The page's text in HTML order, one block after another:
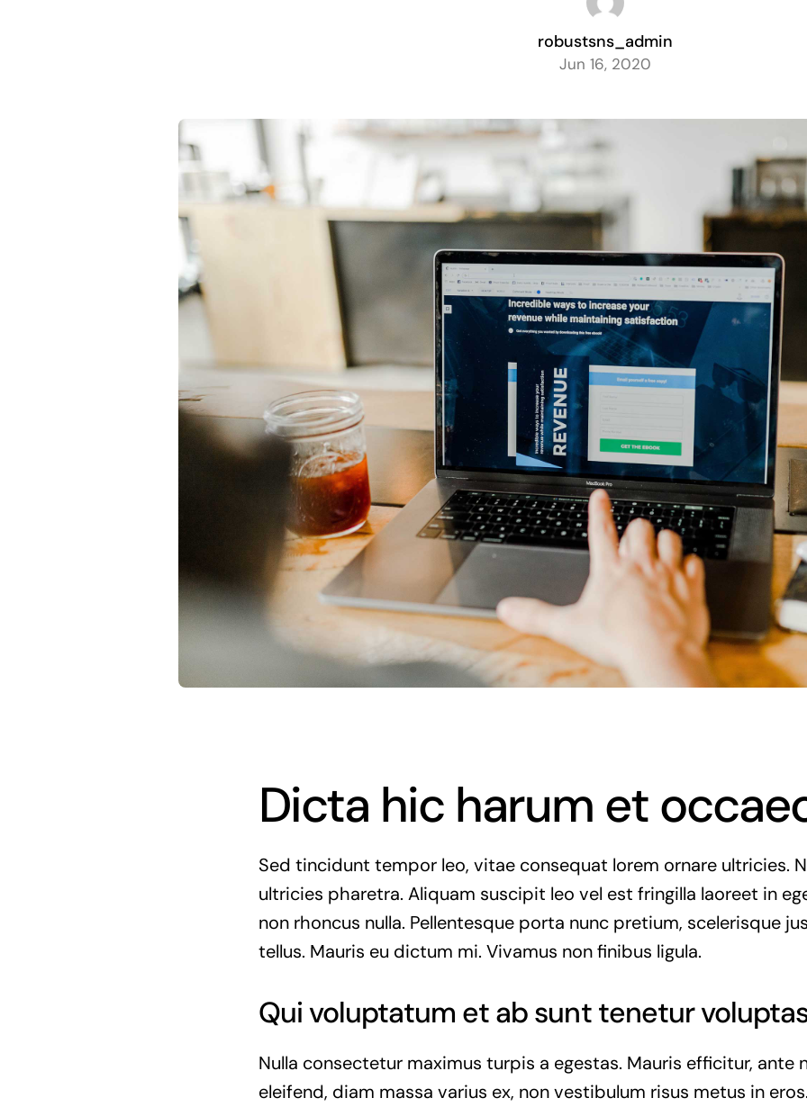
robustsns_admin
Jun 16, 2020
Dicta hic harum et
Sed tincidunt tempor leo, vitae consequat lorem ornare ultricies.
ultricies pharetra. Aliquam suscipit leo vel est fringilla laoreet in
non rhoncus nulla. Pellentesque porta nunc pretium, scelerisque
tellus. Mauris eu dictum mi. Vivamus non finibus ligula.
Qui voluptatum et ab sunt tenetur
Nulla consectetur maximus turpis a egestas. Mauris efficitur, ante
eleifend, diam massa varius ex, non vestibulum risus metus in